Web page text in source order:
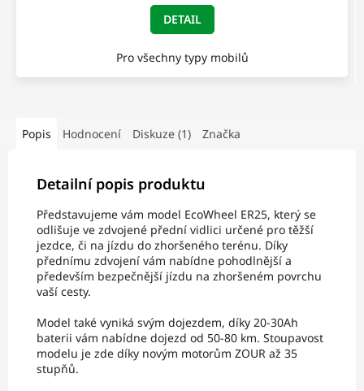
DETAIL
Pro všechny typy mobilů
Popis Hodnocení Diskuze (1) Značka
Detailní popis produktu
Představujeme vám model EcoWheel ER25, který se
odlišuje ve zdvojené přední vidlici určené pro těžší
jezdce, či na jízdu do zhoršeného terénu. Díky
přednímu zdvojení vám nabídne pohodlnější a
především bezpečnější jízdu na zhoršeném povrchu
vaší cesty.
Model také vyniká svým dojezdem, díky 20-30Ah
baterii vám nabídne dojezd od 50-80 km. Stoupavost
modelu je zde díky novým motorům ZOUR až 35
stupňů.